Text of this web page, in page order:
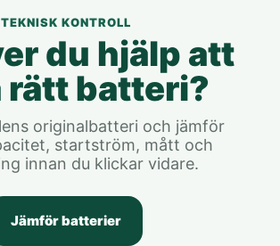
TEKNISK KONTROLL
du hjälp att
batteri?
originalbatteri och jämför
startström, mått och
innan du klickar vidare.
Jämför batterier